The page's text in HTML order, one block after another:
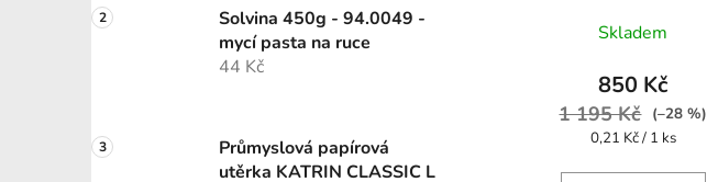
Solvina 450g - 94.0049 -
mycí pasta na ruce
44 Kč
Průmyslová papírová
utěrka KATRIN CLASSIC L
Skladem
850 Kč
1 195 Kč (–28 %)
Měrná
0,21 Kč / 1 ks